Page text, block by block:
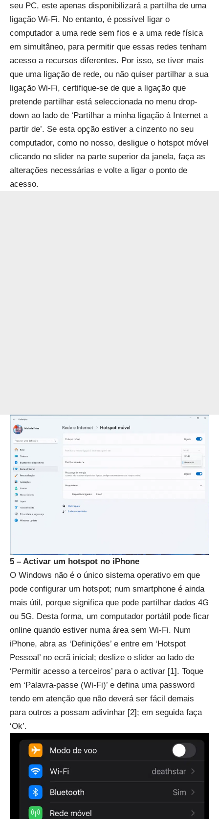
seu PC, este apenas disponibilizará a partilha de uma
ligação Wi-Fi. No entanto, é possível ligar o
computador a uma rede sem fios e a uma rede física
em simultâneo, para permitir que essas redes tenham
acesso a recursos diferentes. Por isso, se tiver mais
que uma ligação de rede, ou não quiser partilhar a sua
ligação Wi-Fi, certifique-se de que a ligação que
pretende partilhar está seleccionada no menu drop-
down ao lado de ‘Partilhar a minha ligação à Internet a
partir de’. Se esta opção estiver a cinzento no seu
computador, como no nosso, desligue o hotspot móvel
clicando no slider na parte superior da janela, faça as
alterações necessárias e volte a ligar o ponto de
acesso.
5 – Activar um hotspot no iPhone
O Windows não é o único sistema operativo em que
pode configurar um hotspot; num smartphone é ainda
mais útil, porque significa que pode partilhar dados 4G
ou 5G. Desta forma, um computador portátil pode ficar
online quando estiver numa área sem Wi-Fi. Num
iPhone, abra as ‘Definições’ e entre em ‘Hotspot
Pessoal’ no ecrã inicial; deslize o slider ao lado de
‘Permitir acesso a terceiros’ para o activar [1]. Toque
em ‘Palavra-passe (Wi-Fi)’ e defina uma password
tendo em atenção que não deverá ser fácil demais
para outros a possam adivinhar [2]; em seguida faça
‘Ok’.